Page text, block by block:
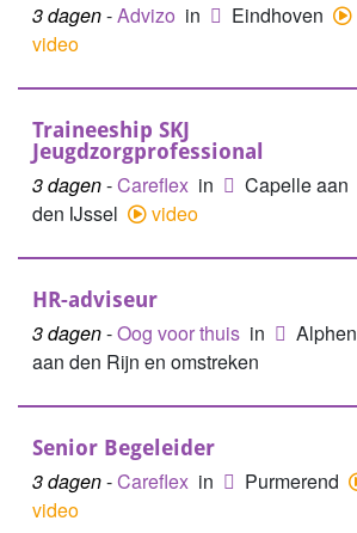
3 dagen-Advizo in
Eindhoven
video
Traineeship SKJ
Jeugdzorgprofessional
3 dagen-Careflex in
Capelle aan
den IJssel
video
HR-adviseur
3 dagen-Oog voor thuis in
Alphen
aan den Rijn en omstreken
Senior Begeleider
3 dagen-Careflex in
Purmerend
video